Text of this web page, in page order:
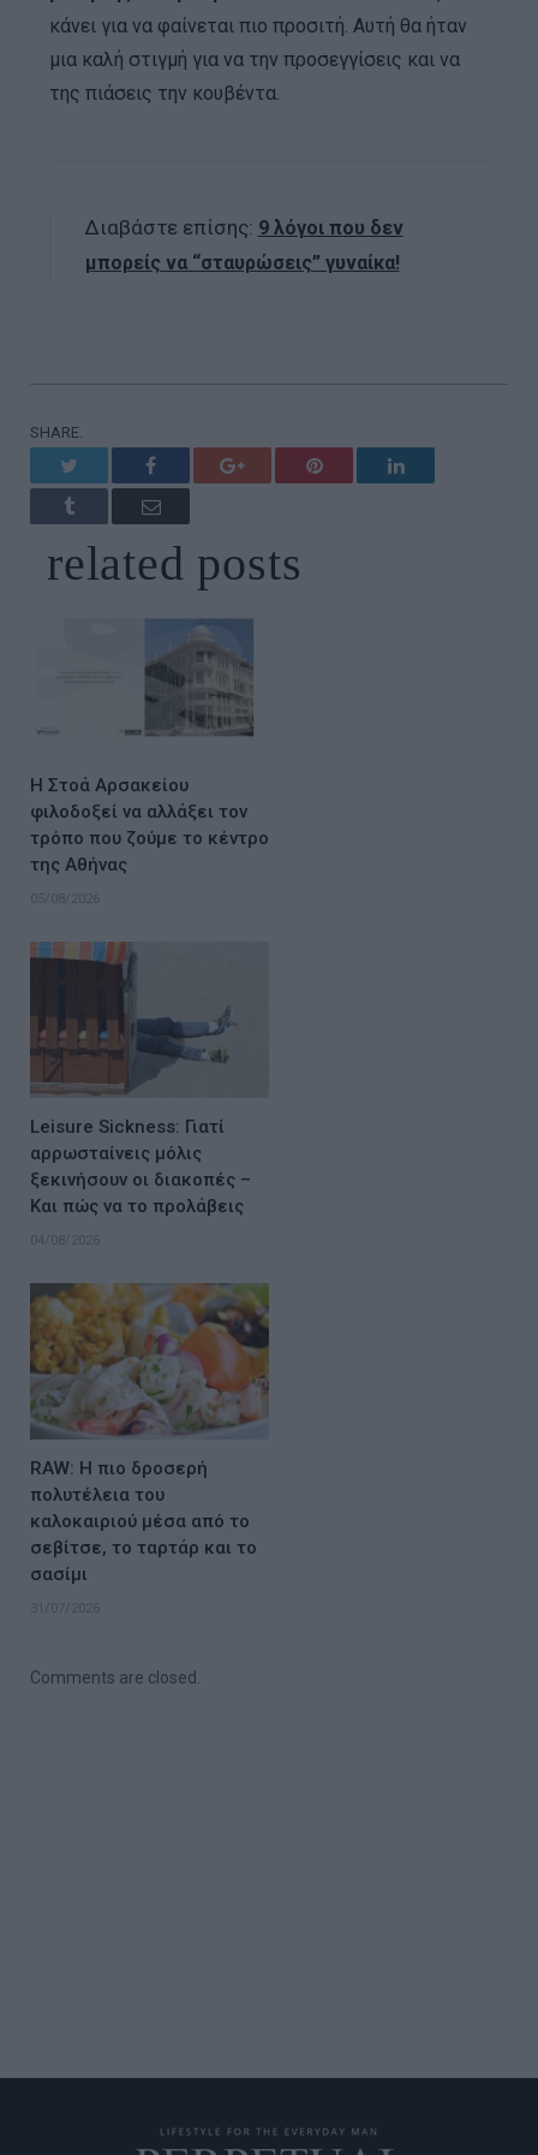
κάνει για να φαίνεται πιο προσιτή. Αυτή θα ήταν
μια καλή στιγμή για να την προσεγγίσεις και να
της πιάσεις την κουβέντα.
Διαβάστε επίσης: 9 λόγοι που δεν
μπορείς να “σταυρώσεις” γυναίκα!
SHARE.
Facebook Google+ Pinterest LinkedIn
Tumblr Email
related posts
Η Στοά Αρσακείου
φιλοδοξεί να αλλάξει τον
τρόπο που ζούμε το κέντρο
της Αθήνας
05/08/2026
Leisure Sickness: Γιατί
αρρωσταίνεις μόλις
ξεκινήσουν οι διακοπές –
Και πώς να το προλάβεις
04/08/2026
RAW: Η πιο δροσερή
πολυτέλεια του
καλοκαιριού μέσα από το
σεβίτσε, το ταρτάρ και το
σασίμι
31/07/2026
Comments are closed.